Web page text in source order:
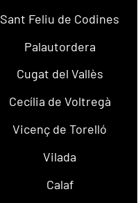
Sant Feliu de Codines
Palautordera
Cugat del Vallès
Cecília de Voltregà
Vicenç de Torelló
Vilada
Calaf